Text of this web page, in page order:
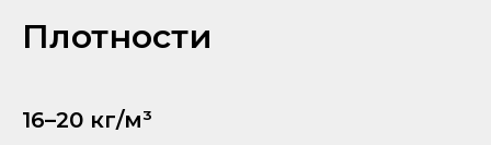
Плотности
16–20 кг/м³